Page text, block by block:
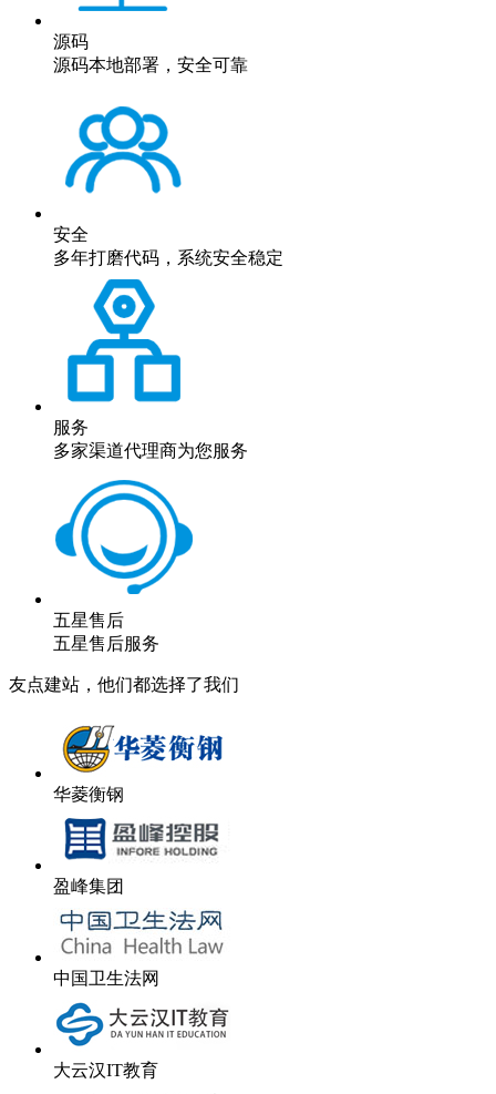
源码
源码本地部署，安全可靠
安全
多年打磨代码，系统安全稳定
服务
多家渠道代理商为您服务
五星售后
五星售后服务
友点建站，他们都选择了我们
华菱衡钢
盈峰集团
中国卫生法网
大云汉IT教育